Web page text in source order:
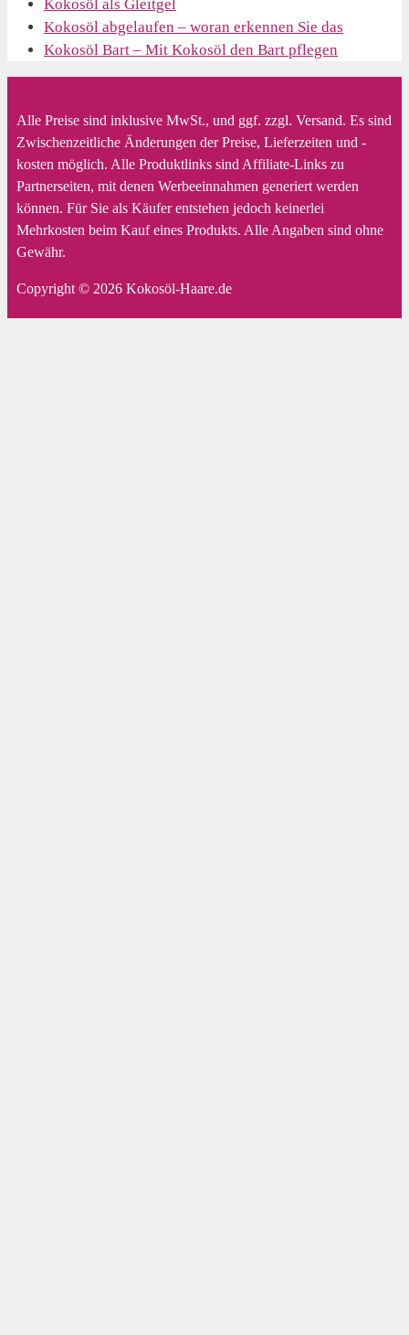
Kokosöl als Gleitgel
Kokosöl abgelaufen – woran erkennen Sie das
Kokosöl Bart – Mit Kokosöl den Bart pflegen
Alle Preise sind inklusive MwSt., und ggf. zzgl. Versand. Es sind
Zwischenzeitliche Änderungen der Preise, Lieferzeiten und -
kosten möglich. Alle Produktlinks sind Affiliate-Links zu
Partnerseiten, mit denen Werbeeinnahmen generiert werden
können. Für Sie als Käufer entstehen jedoch keinerlei
Mehrkosten beim Kauf eines Produkts. Alle Angaben sind ohne
Gewähr.
Copyright © 2026 Kokosöl-Haare.de